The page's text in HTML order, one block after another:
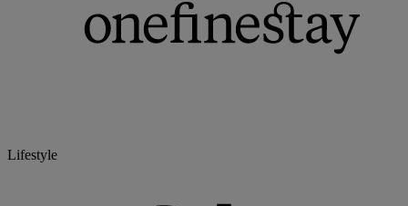
Lifestyle